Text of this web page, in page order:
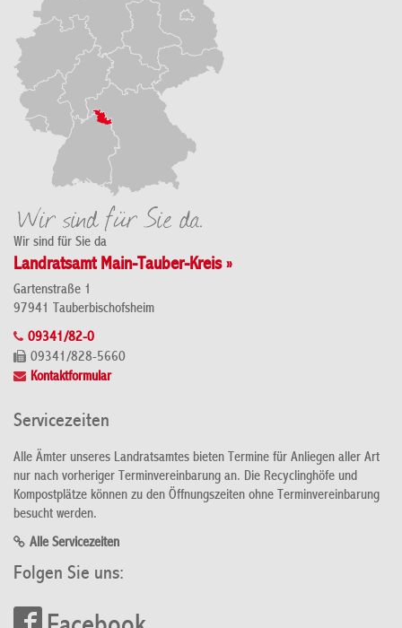
Wir sind für Sie da
Landratsamt Main-Tauber-Kreis »
Gartenstraße 1
97941 Tauberbischofsheim
09341/82-0
09341/828-5660
Kontaktformular
Servicezeiten
Alle Ämter unseres Landratsamtes bieten Termine für Anliegen aller Art
nur nach vorheriger Terminvereinbarung an. Die Recyclinghöfe und
Kompostplätze können zu den Öffnungszeiten ohne Terminvereinbarung
besucht werden.
Alle Servicezeiten
Folgen Sie uns: